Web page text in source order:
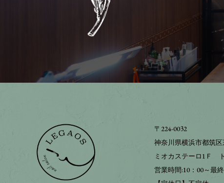
〒224-0032
神奈川県横浜市都筑
ミオカステーロ1Ｆ
営業時間:10：00～最